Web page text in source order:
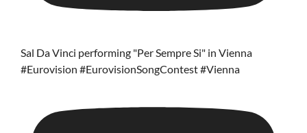
Sal Da Vinci performing "Per Sempre Si" in Vienna
#Eurovision #EurovisionSongContest #Vienna